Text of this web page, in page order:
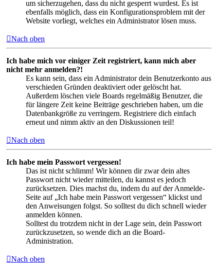
um sicherzugehen, dass du nicht gesperrt wurdest. Es ist
ebenfalls möglich, dass ein Konfigurationsproblem mit der
Website vorliegt, welches ein Administrator lösen muss.
Nach oben
Ich habe mich vor einiger Zeit registriert, kann mich aber
nicht mehr anmelden?!
Es kann sein, dass ein Administrator dein Benutzerkonto aus
verschieden Gründen deaktiviert oder gelöscht hat.
Außerdem löschen viele Boards regelmäßig Benutzer, die
für längere Zeit keine Beiträge geschrieben haben, um die
Datenbankgröße zu verringern. Registriere dich einfach
erneut und nimm aktiv an den Diskussionen teil!
Nach oben
Ich habe mein Passwort vergessen!
Das ist nicht schlimm! Wir können dir zwar dein altes
Passwort nicht wieder mitteilen, du kannst es jedoch
zurücksetzen. Dies machst du, indem du auf der Anmelde-
Seite auf „Ich habe mein Passwort vergessen“ klickst und
den Anweisungen folgst. So solltest du dich schnell wieder
anmelden können.
Solltest du trotzdem nicht in der Lage sein, dein Passwort
zurückzusetzen, so wende dich an die Board-
Administration.
Nach oben